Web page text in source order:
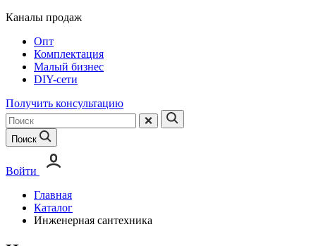
Каналы продаж
Опт
Комплектация
Малый бизнес
DIY-сети
Получить консультацию
Поиск
Войти
Главная
Каталог
Инженерная сантехника